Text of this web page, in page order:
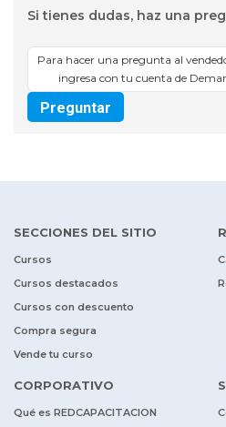
Si tienes dudas, haz una
Para hacer una pregunta al
ingresa con tu cuenta de
Preguntar
SECCIONES DEL SITIO
Cursos
Cursos destacados
Cursos con descuento
Compra segura
Vende tu curso
CORPORATIVO
Qué es REDCAPACITACION